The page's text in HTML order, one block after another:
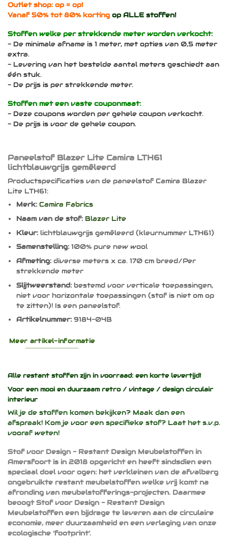
Outlet shop: op = op!
Vanaf 50% tot 80% korting op ALLE stoffen!
Stoffen welke per strekkende meter worden verkocht:
- De minimale afname is 1 meter, met opties van 0,5 meter
extra.
- Levering van het bestelde aantal meters geschiedt aan
één stuk.
- De prijs is per strekkende meter.
Stoffen met een vaste couponmaat:
- Deze coupons worden per gehele coupon verkocht.
- De prijs is voor de gehele coupon.
Paneelstof Blazer Lite Camira LTH61
lichtblauwgrijs gemêleerd
Productspecificaties van de paneelstof Camira Blazer
Lite LTH61:
Merk: Camira Fabrics
Naam van de stof: Blazer Lite
Kleur: lichtblauwgrijs gemêleerd (kleurnummer LTH61)
Samenstelling: 100% pure new wool
Afmeting:diverse meters x ca. 170 cm breed/Per
strekkende meter
Slijtweerstand:bestemd voor verticale toepassingen,
niet voor horizontale toepassingen (stof is niet om op
te zitten)! Is een paneelstof.
Artikelnummer:9184-04B
Meer artikel-informatie
Alle restant stoffen zijn in voorraad: een korte levertijd!
Voor een mooi en duurzaam retro / vintage / design circulair
interieur
Wil je de stoffen komen bekijken? Maak dan een
afspraak! Kom je voor een specifieke stof? Laat het s.v.p.
vooraf weten!
Stof voor Design - Restant Design Meubelstoffen in
Amersfoort is in 2018 opgericht en heeft sindsdien een
speciaal doel voor ogen: het verkleinen van de afvalberg
ongebruikte restant meubelstoffen welke vrij komt na
afronding van meubelstofferings-projecten. Daarmee
beoogt Stof voor Design - Restant Design
Meubelstoffen een bijdrage te leveren aan de circulaire
economie, meer duurzaamheid en een verlaging van onze
ecologische ‘footprint’.